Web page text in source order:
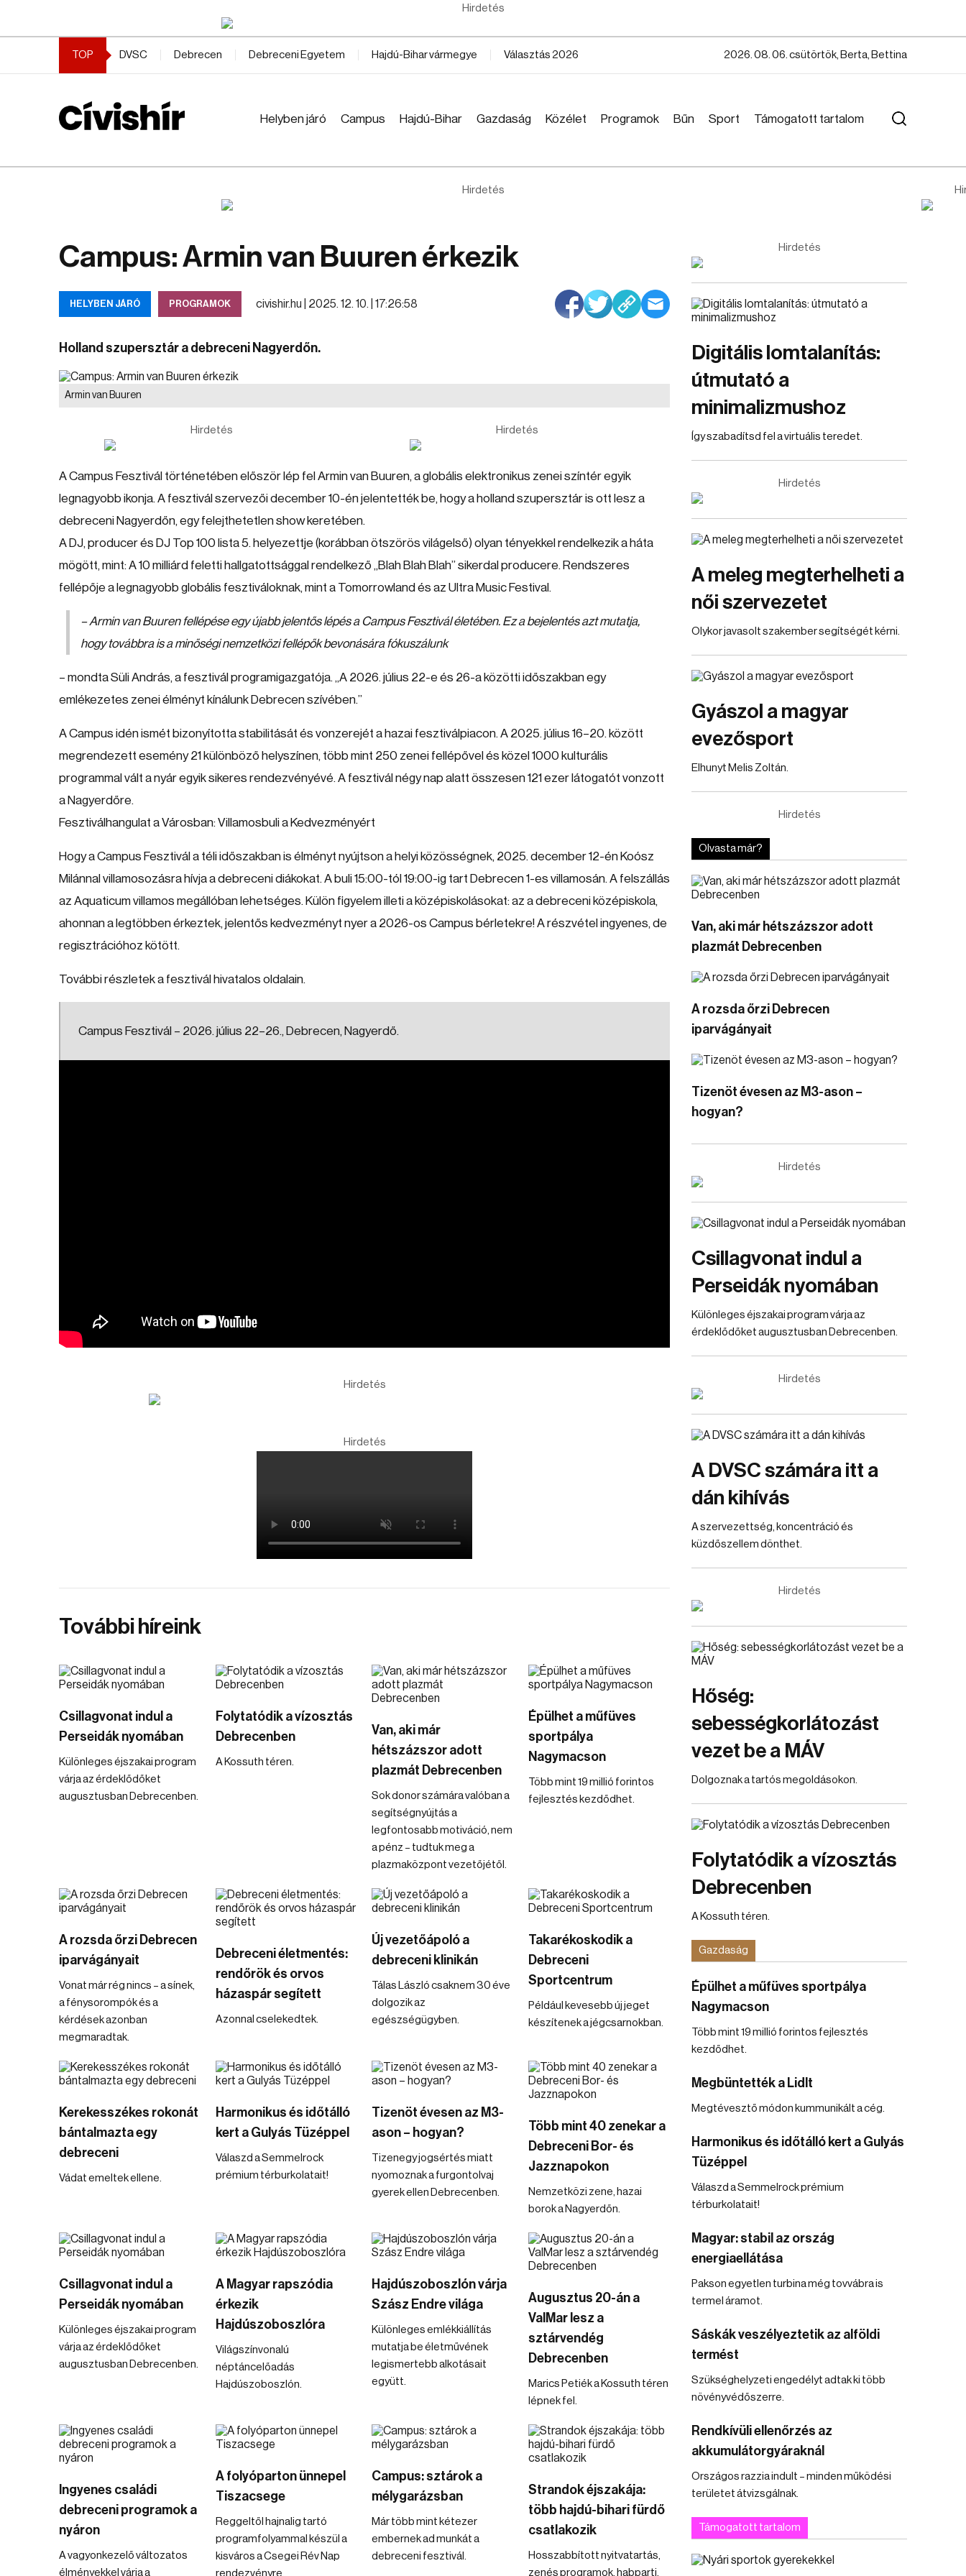
Hirdetés
TOP DVSC Debrecen Debreceni Egyetem Hajdú-Bihar vármegye Választás 2026 2026. 08. 06. csütörtök, Berta, Bettina
Helyben járó Campus Hajdú-Bihar Gazdaság Közélet Programok Bűn Sport Támogatott tartalom
Hirdetés
Campus: Armin van Buuren érkezik
HELYBEN JÁRÓ PROGRAMOK civishir.hu | 2025. 12. 10. | 17:26:58
Holland szupersztár a debreceni Nagyerdőn.
Armin van Buuren
Hirdetés Hirdetés
A Campus Fesztivál történetében először lép fel Armin van Buuren, a globális elektronikus zenei színtér egyik
legnagyobb ikonja. A fesztivál szervezői december 10-én jelentették be, hogy a holland szupersztár is ott lesz a
debreceni Nagyerdőn, egy felejthetetlen show keretében.
A DJ, producer és DJ Top 100 lista 5. helyezettje (korábban ötszörös világelső) olyan tényekkel rendelkezik a háta
mögött, mint: A 10 milliárd feletti hallgatottsággal rendelkező „Blah Blah Blah” sikerdal producere. Rendszeres
fellépője a legnagyobb globális fesztiváloknak, mint a Tomorrowland és az Ultra Music Festival.
– Armin van Buuren fellépése egy újabb jelentős lépés a Campus Fesztivál életében. Ez a bejelentés azt mutatja,
hogy továbbra is a minőségi nemzetközi fellépők bevonására fókuszálunk
– mondta Süli András, a fesztivál programigazgatója. „A 2026. július 22-e és 26-a közötti időszakban egy
emlékezetes zenei élményt kínálunk Debrecen szívében.”
A Campus idén ismét bizonyította stabilitását és vonzerejét a hazai fesztiválpiacon. A 2025. július 16–20. között
megrendezett esemény 21 különböző helyszínen, több mint 250 zenei fellépővel és közel 1000 kulturális
programmal vált a nyár egyik sikeres rendezvényévé. A fesztivál négy nap alatt összesen 121 ezer látogatót vonzott
a Nagyerdőre.
Fesztiválhangulat a Városban: Villamosbuli a Kedvezményért
Hogy a Campus Fesztivál a téli időszakban is élményt nyújtson a helyi közösségnek, 2025. december 12-én Koósz
Milánnal villamosozásra hívja a debreceni diákokat. A buli 15:00-tól 19:00-ig tart Debrecen 1-es villamosán. A felszállás
az Aquaticum villamos megállóban lehetséges. Külön figyelem illeti a középiskolásokat: az a debreceni középiskola,
ahonnan a legtöbben érkeztek, jelentős kedvezményt nyer a 2026-os Campus bérletekre! A részvétel ingyenes, de
regisztrációhoz kötött.
További részletek a fesztivál hivatalos oldalain.
Campus Fesztivál – 2026. július 22–26., Debrecen, Nagyerdő.
Hirdetés
Hirdetés
További híreink
Csillagvonat indul a
Perseidák nyomában
Különleges éjszakai program
várja az érdeklődőket
augusztusban Debrecenben.
Folytatódik a vízosztás
Debrecenben
A Kossuth téren.
Van, aki már
hétszázszor adott
plazmát Debrecenben
Sok donor számára valóban a
segítségnyújtás a
legfontosabb motiváció, nem
a pénz – tudtuk meg a
plazmaközpont vezetőjétől.
Épülhet a műfüves
sportpálya
Nagymacson
Több mint 19 millió forintos
fejlesztés kezdődhet.
A rozsda őrzi Debrecen
iparvágányait
Vonat már rég nincs – a sínek,
a fénysorompók és a
kérdések azonban
megmaradtak.
Debreceni életmentés:
rendőrök és orvos
házaspár segített
Azonnal cselekedtek.
Új vezetőápoló a
debreceni klinikán
Tálas László csaknem 30 éve
dolgozik az
egészségügyben.
Takarékoskodik a
Debreceni
Sportcentrum
Például kevesebb új jeget
készítenek a jégcsarnokban.
Kerekesszékes rokonát
bántalmazta egy
debreceni
Vádat emeltek ellene.
Harmonikus és időtálló
kert a Gulyás Tüzéppel
Válaszd a Semmelrock
prémium térburkolatait!
Tizenöt évesen az M3-
ason – hogyan?
Tizenegy jogsértés miatt
nyomoznak a furgontolvaj
gyerek ellen Debrecenben.
Több mint 40 zenekar a
Debreceni Bor- és
Jazznapokon
Nemzetközi zene, hazai
borok a Nagyerdőn.
Csillagvonat indul a
Perseidák nyomában
Különleges éjszakai program
várja az érdeklődőket
augusztusban Debrecenben.
A Magyar rapszódia
érkezik
Hajdúszoboszlóra
Világszínvonalú
néptáncelőadás
Hajdúszoboszlón.
Hajdúszoboszlón várja
Szász Endre világa
Különleges emlékkiállítás
mutatja be életművének
legismertebb alkotásait
együtt.
Augusztus 20-án a
ValMar lesz a
sztárvendég
Debrecenben
Marics Petiék a Kossuth téren
lépnek fel.
Ingyenes családi
debreceni programok a
nyáron
A vagyonkezelő változatos
élményekkel várja a
A folyóparton ünnepel
Tiszacsege
Reggeltől hajnalig tartó
programfolyammal készül a
kisváros a Csegei Rév Nap
rendezvényre.
Campus: sztárok a
mélygarázsban
Már több mint kétezer
embernek ad munkát a
debreceni fesztivál.
Strandok éjszakája:
több hajdú-bihari fürdő
csatlakozik
Hosszabbított nyitvatartás,
zenés programok, habparti,
Hirdetés
Digitális lomtalanítás:
útmutató a
minimalizmushoz
Így szabadítsd fel a virtuális teredet.
Hirdetés
A meleg megterhelheti a
női szervezetet
Olykor javasolt szakember segítségét kérni.
Gyászol a magyar
evezősport
Elhunyt Melis Zoltán.
Hirdetés
Olvasta már?
Van, aki már hétszázszor adott
plazmát Debrecenben
A rozsda őrzi Debrecen
iparvágányait
Tizenöt évesen az M3-ason –
hogyan?
Hirdetés
Csillagvonat indul a
Perseidák nyomában
Különleges éjszakai program várja az
érdeklődőket augusztusban Debrecenben.
Hirdetés
A DVSC számára itt a
dán kihívás
A szervezettség, koncentráció és
küzdőszellem dönthet.
Hirdetés
Hőség:
sebességkorlátozást
vezet be a MÁV
Dolgoznak a tartós megoldásokon.
Folytatódik a vízosztás
Debrecenben
A Kossuth téren.
Gazdaság
Épülhet a műfüves sportpálya
Nagymacson
Több mint 19 millió forintos fejlesztés
kezdődhet.
Megbüntették a Lidlt
Megtévesztő módon kummunikált a cég.
Harmonikus és időtálló kert a Gulyás
Tüzéppel
Válaszd a Semmelrock prémium
térburkolatait!
Magyar: stabil az ország
energiaellátása
Pakson egyetlen turbina még tovvábra is
termel áramot.
Sáskák veszélyeztetik az alföldi
termést
Szükséghelyzeti engedélyt adtak ki több
növényvédőszerre.
Rendkívüli ellenőrzés az
akkumulátorgyáraknál
Országos razzia indult – minden működési
területet átvizsgálnak.
Támogatott tartalom